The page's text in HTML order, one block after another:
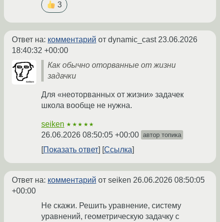
3
Ответ на: комментарий от dynamic_cast 23.06.2026
18:40:32 +00:00
Как обычно оторванные от жизни
задачки
Для «неоторванных от жизни» задачек
школа вообще не нужна.
seiken ★★★★★
26.06.2026 08:50:05 +00:00 автор топика
Показать ответ Ссылка
Ответ на: комментарий от seiken 26.06.2026 08:50:05
+00:00
Не скажи. Решить уравнение, систему
уравнений, геометрическую задачку с